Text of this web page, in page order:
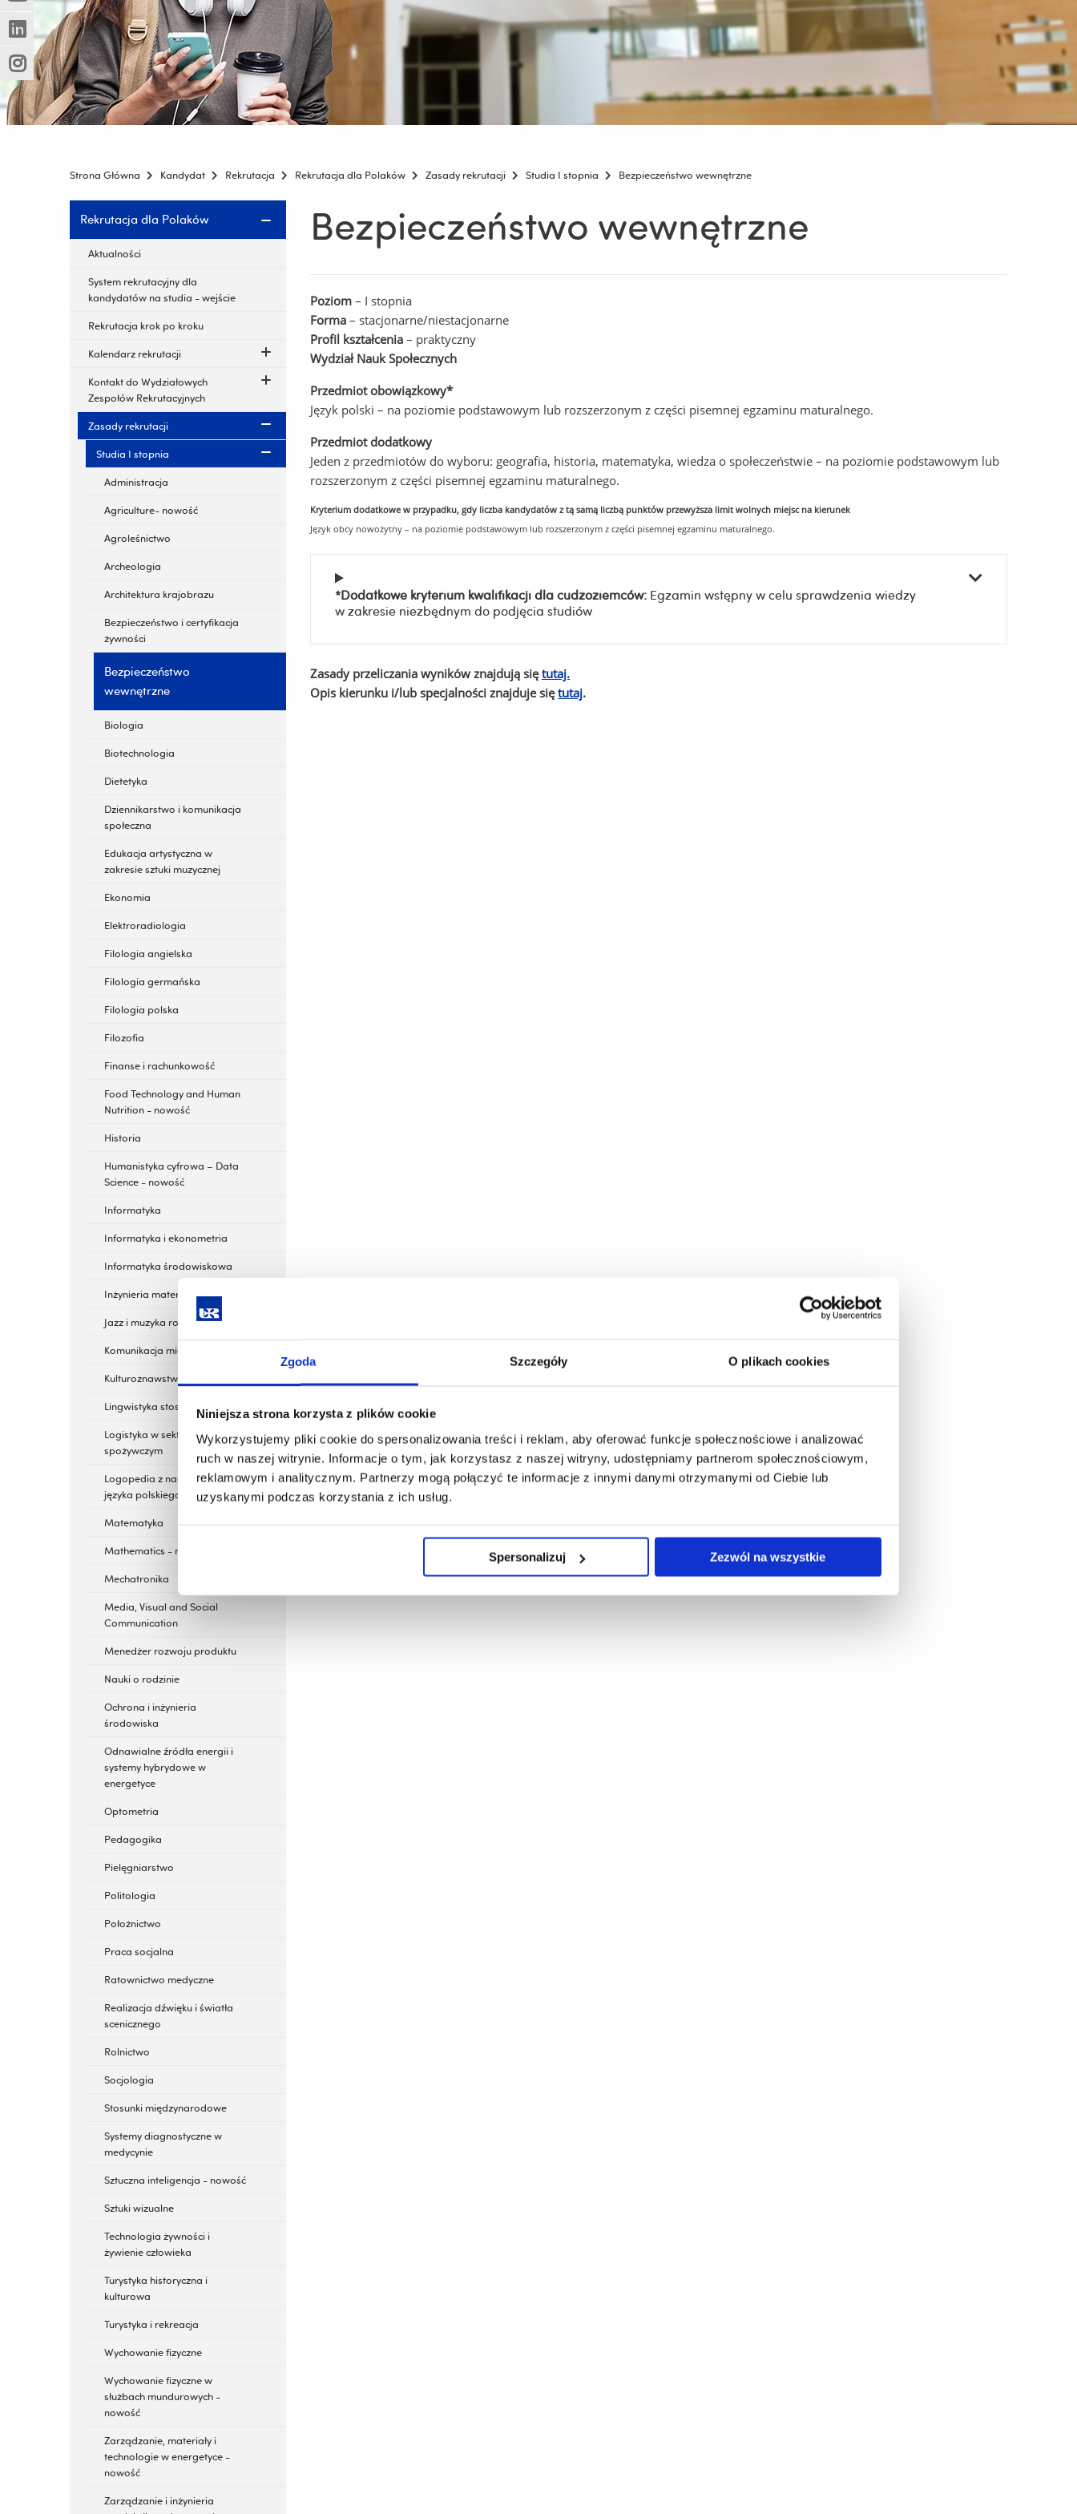
Zgoda Szczegóły O plikach cookies
Niniejsza strona korzysta z plików cookie
Wykorzystujemy pliki cookie do spersonalizowania treści i reklam, aby oferować funkcje społecznościowe i analizować
ruch w naszej witrynie. Informacje o tym, jak korzystasz z naszej witryny, udostępniamy partnerom społecznościowym,
reklamowym i analitycznym. Partnerzy mogą połączyć te informacje z innymi danymi otrzymanymi od Ciebie lub
uzyskanymi podczas korzystania z ich usług.
Spersonalizuj Zezwól na wszystkie
innej
strony)
okno)
do
innej
strony)
(Nowe
okno)
(Link
do
innej
strony)
(Nowe
okno)
(Link
do
innej
strony)
Strona Główna Kandydat Rekrutacja Rekrutacja dla Polaków Zasady rekrutacji Studia I stopnia Bezpieczeństwo wewnętrzne
Pomiń
nawigację
do
treści
Rekrutacja dla Polaków
Aktualności
System rekrutacyjny dla
kandydatów na studia - wejście
Rekrutacja krok po kroku
Kalendarz rekrutacji
Kontakt do Wydziałowych
Zespołów Rekrutacyjnych
Zasady rekrutacji
Studia I stopnia
Administracja
Agriculture- nowość
Agroleśnictwo
Archeologia
Architektura krajobrazu
Bezpieczeństwo i certyfikacja
żywności
Bezpieczeństwo
wewnętrzne
Biologia
Biotechnologia
Dietetyka
Dziennikarstwo i komunikacja
społeczna
Edukacja artystyczna w
zakresie sztuki muzycznej
Ekonomia
Elektroradiologia
Filologia angielska
Filologia germańska
Filologia polska
Filozofia
Finanse i rachunkowość
Food Technology and Human
Nutrition - nowość
Historia
Humanistyka cyfrowa – Data
Science - nowość
Informatyka
Informatyka i ekonometria
Informatyka środowiskowa
Inżynieria materiałowa
Jazz i muzyka rozrywkowa
Komunikacja międzykulturowa
Kulturoznawstwo
Lingwistyka stosowana
Logistyka w sektorze rolno-
spożywczym
Logopedia z nauczaniem
języka polskiego jako obcego
Matematyka
Mathematics - nowość
Mechatronika
Media, Visual and Social
Communication
Menedżer rozwoju produktu
Nauki o rodzinie
Ochrona i inżynieria
środowiska
Odnawialne źródła energii i
systemy hybrydowe w
energetyce
Optometria
Pedagogika
Pielęgniarstwo
Politologia
Położnictwo
Praca socjalna
Ratownictwo medyczne
Realizacja dźwięku i światła
scenicznego
Rolnictwo
Socjologia
Stosunki międzynarodowe
Systemy diagnostyczne w
medycynie
Sztuczna inteligencja - nowość
Sztuki wizualne
Technologia żywności i
żywienie człowieka
Turystyka historyczna i
kulturowa
Turystyka i rekreacja
Wychowanie fizyczne
Wychowanie fizyczne w
służbach mundurowych -
nowość
Zarządzanie, materiały i
technologie w energetyce -
nowość
Zarządzanie i inżynieria
Bezpieczeństwo wewnętrzne
Poziom – I stopnia
Forma – stacjonarne/niestacjonarne
Profil kształcenia – praktyczny
Wydział Nauk Społecznych
Przedmiot obowiązkowy*
Język polski – na poziomie podstawowym lub rozszerzonym z części pisemnej egzaminu maturalnego.
Przedmiot dodatkowy
Jeden z przedmiotów do wyboru: geografia, historia, matematyka, wiedza o społeczeństwie – na poziomie podstawowym lub
rozszerzonym z części pisemnej egzaminu maturalnego.
Kryterium dodatkowe w przypadku, gdy liczba kandydatów z tą samą liczbą punktów przewyższa limit wolnych miejsc na kierunek
Język obcy nowożytny – na poziomie podstawowym lub rozszerzonym z części pisemnej egzaminu maturalnego.
*Dodatkowe kryterium kwalifikacji dla cudzoziemców: Egzamin wstępny w celu sprawdzenia wiedzy
w zakresie niezbędnym do podjęcia studiów
Zasady przeliczania wyników znajdują siętutaj.
Opis kierunku i/lub specjalności znajduje siętutaj.